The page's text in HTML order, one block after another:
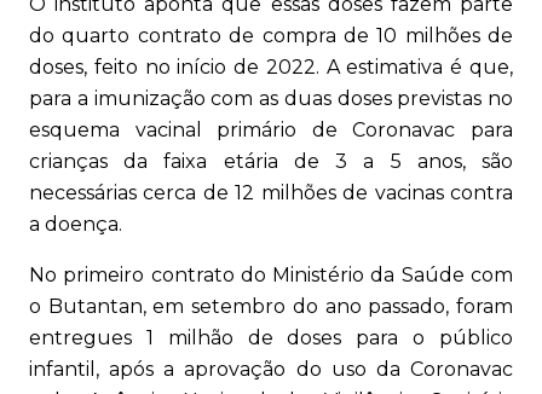
O instituto aponta que essas doses fazem parte
do quarto contrato de compra de 10 milhões de
doses, feito no início de 2022. A estimativa é que,
para a imunização com as duas doses previstas no
esquema vacinal primário de Coronavac para
crianças da faixa etária de 3 a 5 anos, são
necessárias cerca de 12 milhões de vacinas contra
a doença.
No primeiro contrato do Ministério da Saúde com
o Butantan, em setembro do ano passado, foram
entregues 1 milhão de doses para o público
infantil, após a aprovação do uso da Coronavac